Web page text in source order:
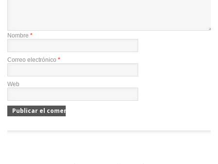
Nombre *
Correo electrónico *
Web